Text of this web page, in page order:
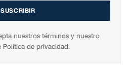
nuestros términos y nuestro
Política de privacidad.